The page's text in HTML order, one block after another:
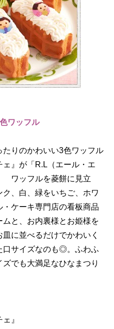
ワッフル
りのかわいい3色ワッフル
ェ』が「R.L（エール・エ
ワッフルを菱餅に見立
、白、緑をいちご、ホワ
ケーキ専門店の看板商品
ムと、お内裏様とお姫様を
に並べるだけでかわいく
口サイズなのも◎。ふわふ
でも大満足なひなまつり
』